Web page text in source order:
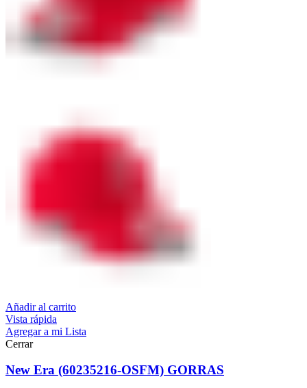
Añadir al carrito
Vista rápida
Agregar a mi Lista
Cerrar
New Era (60235216-OSFM) GORRAS